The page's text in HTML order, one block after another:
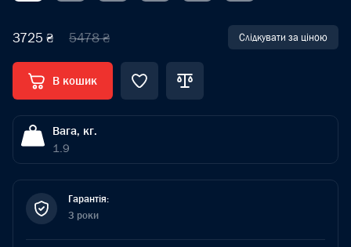
3725 ₴ 5478 ₴ Слідкувати за ціною
В кошик
Вага, кг.
1.9
Гарантія:
3 роки